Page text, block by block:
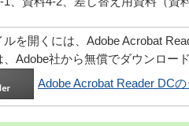
を開くには、Adobe Acrobat
Adobe社から無償でダウンロード
Adobe Acrobat Reader DC